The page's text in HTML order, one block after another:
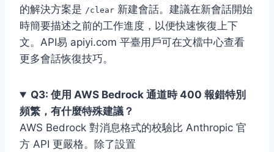
的解決方案是 /clear 新建會話。建議在新會話開始
時簡要描述之前的工作進度，以便快速恢復上下
文。API易 apiyi.com 平臺用戶可在文檔中心查看
更多會話恢復技巧。
Q3: 使用 AWS Bedrock 通道時 400 報錯特別
頻繁，有什麼特殊建議？
AWS Bedrock 對消息格式的校驗比 Anthropic 官
方 API 更嚴格。除了設置